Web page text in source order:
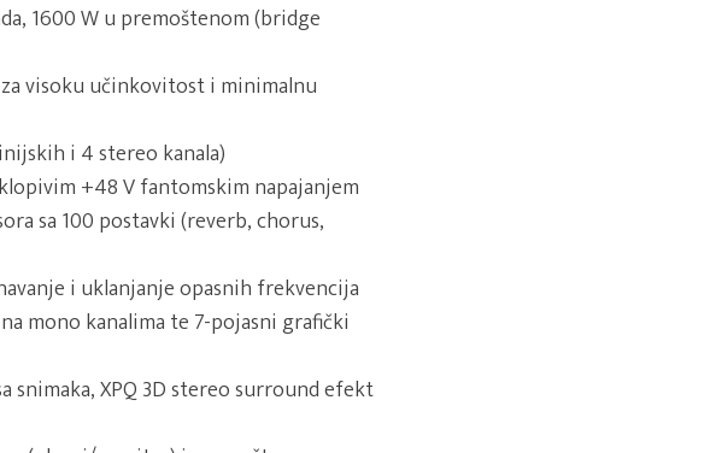
1600 W u premoštenom (bridge
visoku učinkovitost i minimalnu
i 4 stereo kanala)
+48 V fantomskim napajanjem
sa 100 postavki (reverb, chorus,
i uklanjanje opasnih frekvencija
mono kanalima te 7-pojasni grafički
snimaka, XPQ 3D stereo surround efekt